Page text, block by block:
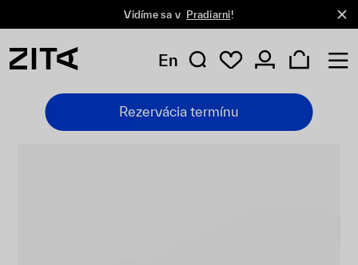
Vidíme sa v Pradiarni!
En
Rezervácia termínu